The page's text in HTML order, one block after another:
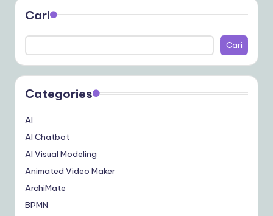
Cari
Cari
Categories
AI
AI Chatbot
AI Visual Modeling
Animated Video Maker
ArchiMate
BPMN